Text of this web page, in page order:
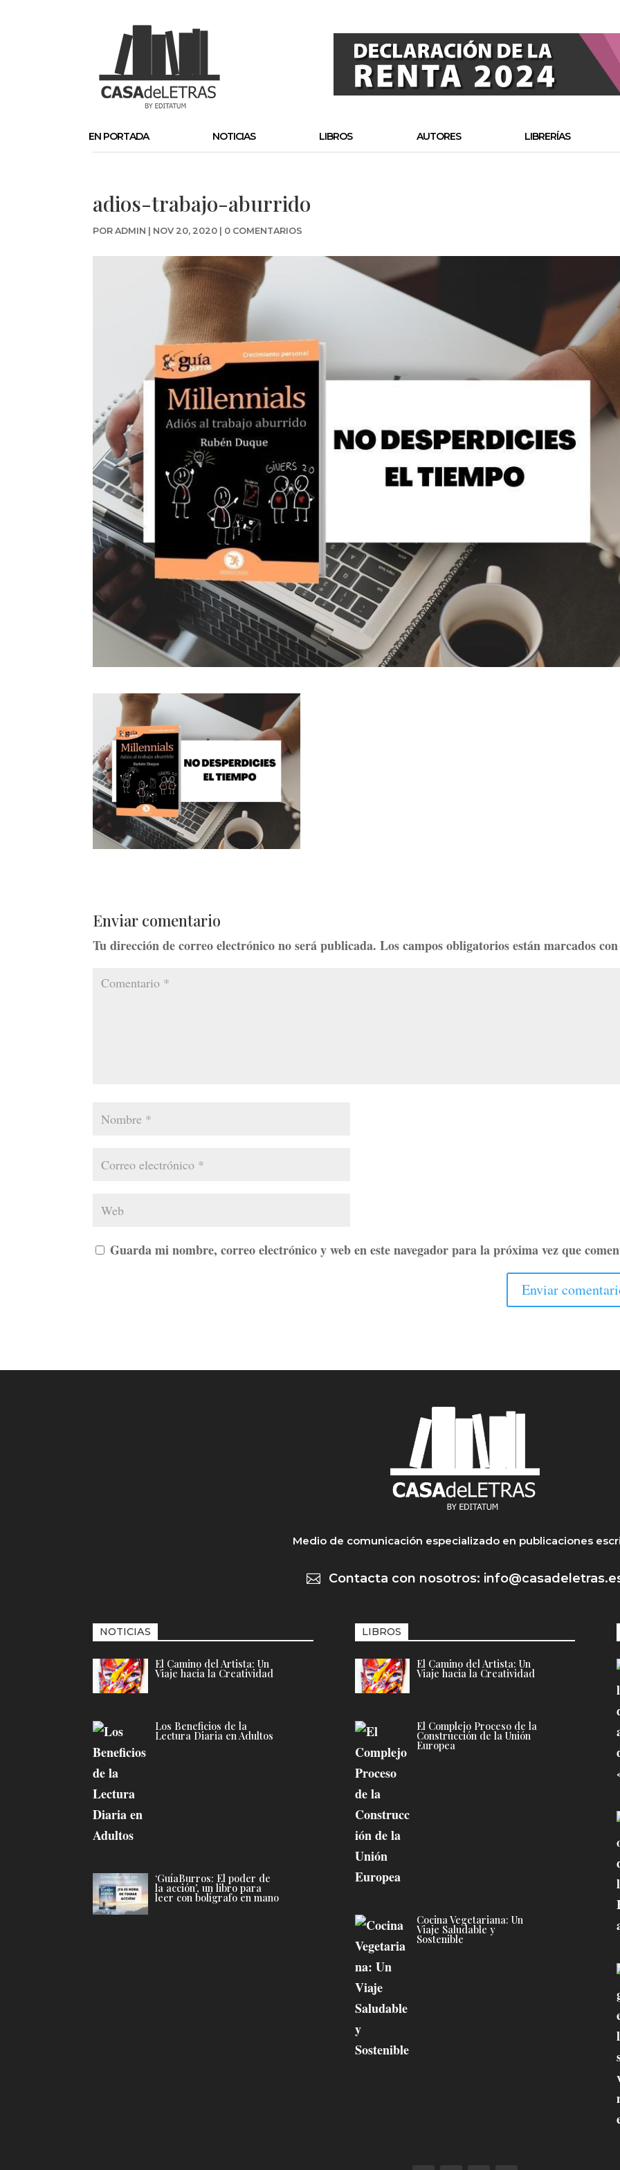
EN PORTADA NOTICIAS LIBROS AUTORES LIBRERÍAS
adios-trabajo-aburrido
PORADMIN NOV 20, 2020 0 COMENTARIOS
Enviar comentario
Tu dirección de correo electrónico no será publicada. Los campos obligatorios están marcados
Guarda mi nombre, correo electrónico y web en este navegador para la próxima vez que
Medio de comunicación especializado en publicaciones
 Contacta con nosotros:
NOTICIAS
El Camino del Artista: Un
Viaje hacia la Creatividad
Los Beneficios de la
Lectura Diaria en Adultos
‘GuíaBurros: El poder de
la acción’, un libro para
leer con bolígrafo en mano
LIBROS
El Camino del Artista: Un
Viaje hacia la Creatividad
El Complejo Proceso de la
Construcción de la Unión
Europea
Cocina Vegetariana: Un
Viaje Saludable y
Sostenible